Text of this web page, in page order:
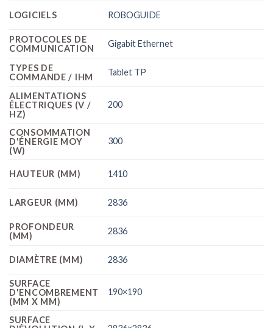
LOGICIELS ROBOGUIDE
PROTOCOLES DE
COMMUNICATION
Gigabit Ethernet
TYPES DE
COMMANDE / IHM
Tablet TP
ALIMENTATIONS
ÉLECTRIQUES (V /
HZ)
200
CONSOMMATION
D'ÉNERGIE MOY
(W)
300
HAUTEUR (MM) 1410
LARGEUR (MM) 2836
PROFONDEUR
(MM)
2836
DIAMÈTRE (MM) 2836
SURFACE
D'ENCOMBREMENT
(MM X MM)
190×190
SURFACE